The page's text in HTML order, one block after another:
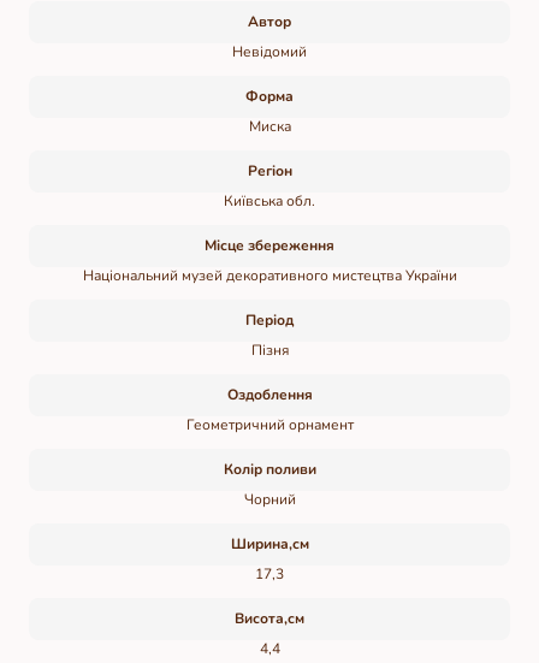
Автор
Невідомий
Форма
Миска
Регіон
Київська обл.
Місце збереження
Національний музей декоративного мистецтва України
Період
Пізня
Оздоблення
Геометричний орнамент
Колір поливи
Чорний
Ширина,см
17,3
Висота,см
4,4